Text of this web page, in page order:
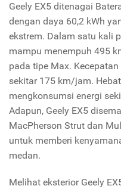
Geely EX5 ditenagai
dengan daya 60,2 kWh
ekstrem. Dalam satu kali
mampu menempuh 495
pada tipe Max.
sekitar 175 km/jam.
mengkonsumsi energi
Adapun, Geely EX5
MacPherson Strut dan
untuk memberi
medan.
Melihat eksterior Geely